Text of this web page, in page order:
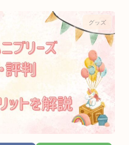
グッズ